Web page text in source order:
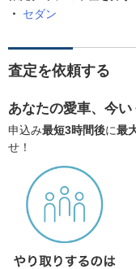
セダン
査定を依頼する
あなたの愛車、今い
申込み最短3時間後に最
せ！